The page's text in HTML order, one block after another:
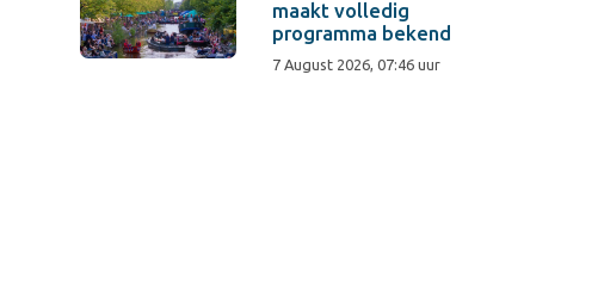
maakt volledig
programma bekend
7 August 2026, 07:46 uur